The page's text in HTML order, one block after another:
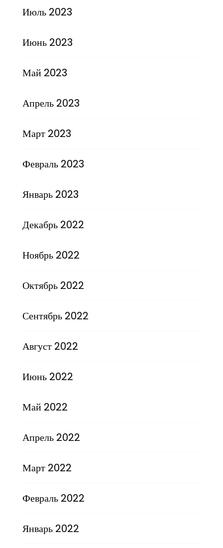
Июль 2023
Июнь 2023
Май 2023
Апрель 2023
Март 2023
Февраль 2023
Январь 2023
Декабрь 2022
Ноябрь 2022
Октябрь 2022
Сентябрь 2022
Август 2022
Июнь 2022
Май 2022
Апрель 2022
Март 2022
Февраль 2022
Январь 2022